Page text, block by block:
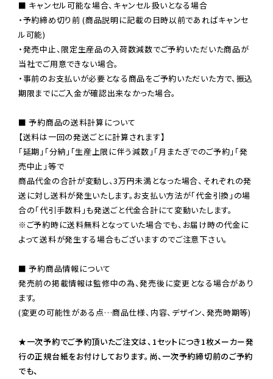
■ キャンセル可能な場合、キャンセル扱いとなる場合
・予約締め切り前 (商品説明に記載の日時以前であればキャンセ
ル可能)
・発売中止、限定生産品の入荷数減数でご予約いただいた商品が
当社でご用意できない場合。
・事前のお支払いが必要となる商品をご予約いただいた方で、振込
期限までにご入金が確認出来なかった場合。
■ 予約商品の送料計算について
【送料は一回の発送ごとに計算されます】
「延期」「分納」「生産上限に伴う減数」「月またぎでのご予約」「発
売中止」等で
商品代金の合計が変動し、3万円未満となった場合、それぞれの発
送に対し送料が発生いたします。お支払い方法が「代金引換」の場
※ご予約時に送料無料となっていた場合でも、お届け時の代金に
よって送料が発生する場合もございますのでご注意下さい。
■ 予約商品情報について
発売前の掲載情報は監修中の為、発売後に変更となる場合があり
ます。
(変更の可能性がある点…商品仕様、内容、デザイン、発売時期等)
★一次予約でご予約頂いたご注文は、1セットにつき1枚メーカー発
行の正規台紙をお付けしております。尚、一次予約締切前のご予約
でも、